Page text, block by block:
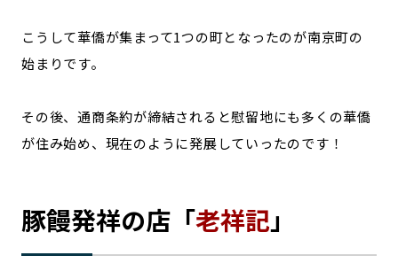
こうして華僑が集まって1つの町となったのが南京町の
始まりです。
その後、通商条約が締結されると慰留地にも多くの華僑
が住み始め、現在のように発展していったのです！
豚饅発祥の店「老祥記」